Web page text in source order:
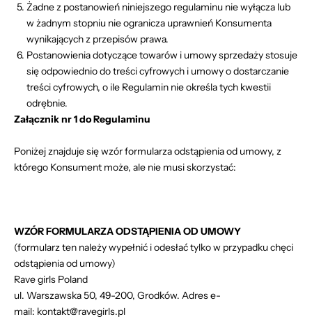
Żadne z postanowień niniejszego regulaminu nie wyłącza lub
w żadnym stopniu nie ogranicza uprawnień Konsumenta
wynikających z przepisów prawa.
Postanowienia dotyczące towarów i umowy sprzedaży stosuje
się odpowiednio do treści cyfrowych i umowy o dostarczanie
treści cyfrowych, o ile Regulamin nie określa tych kwestii
odrębnie.
Załącznik nr 1 do Regulaminu
Poniżej znajduje się wzór formularza odstąpienia od umowy, z
którego Konsument może, ale nie musi skorzystać:
WZÓR FORMULARZA ODSTĄPIENIA OD UMOWY
(formularz ten należy wypełnić i odesłać tylko w przypadku chęci
odstąpienia od umowy)
Rave girls Poland
ul. Warszawska 50, 49-200, Grodków. Adres e-
mail: kontakt@ravegirls.pl